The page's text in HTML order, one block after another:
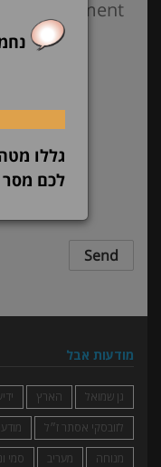
מודעות אבל
גן שמואל הארץ
לזובסקי אסתר ז״ל
מנוחה
מעריב סמי
גללו
לכם מסר